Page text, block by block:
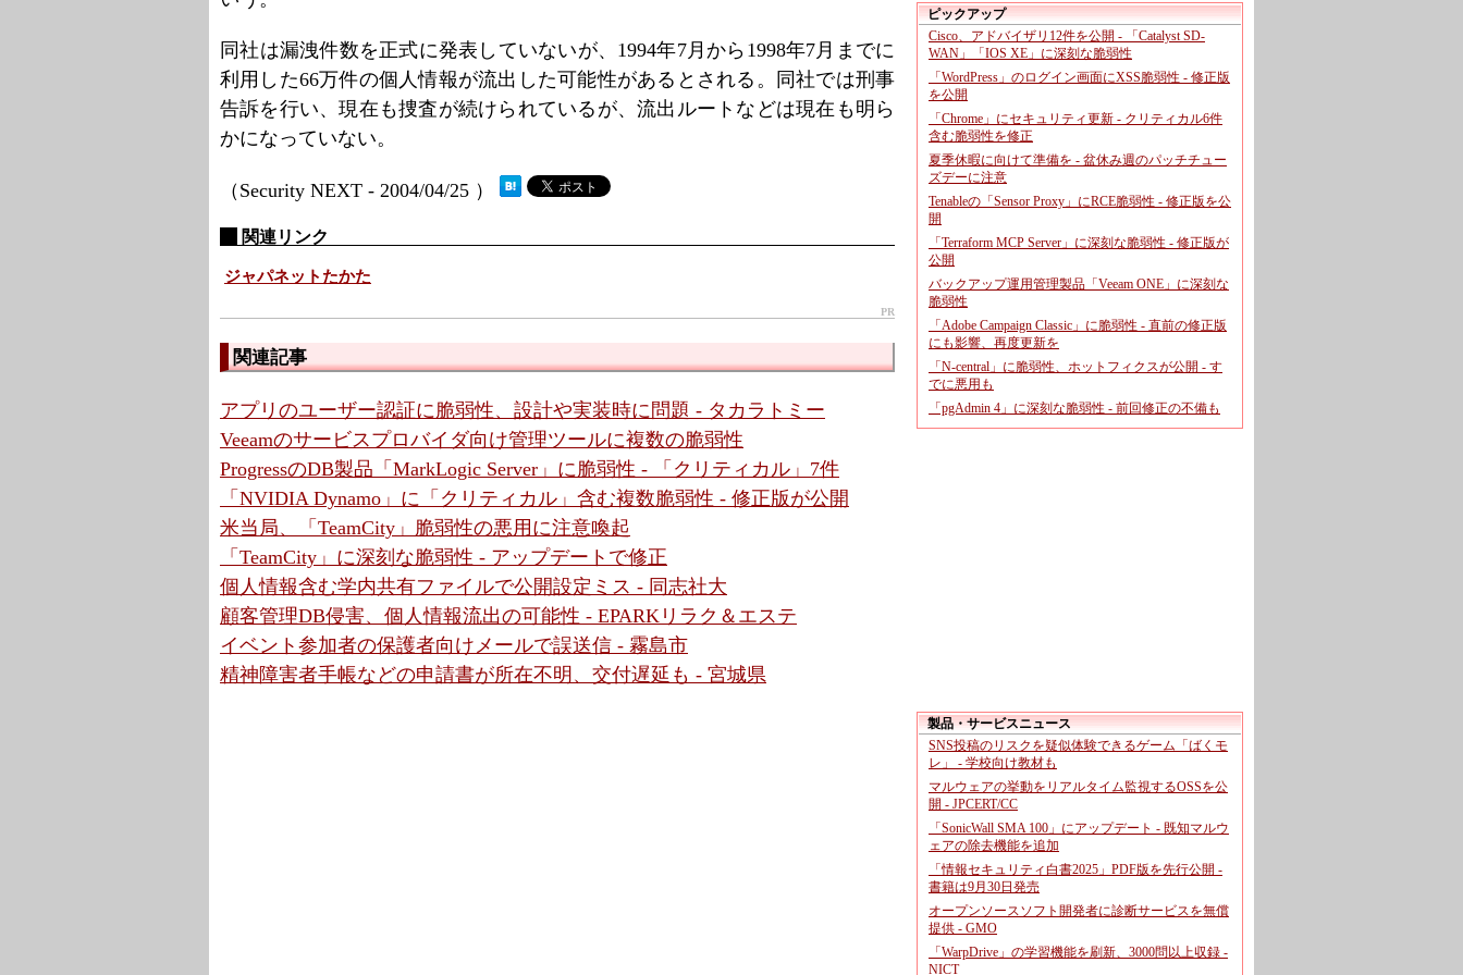
同社は漏洩件数を正式に発表していないが、1994年7月から1998年7月までに
利用した66万件の個人情報が流出した可能性があるとされる。同社では刑事
告訴を行い、現在も捜査が続けられているが、流出ルートなどは現在も明ら
かになっていない。
（Security NEXT - 2004/04/25 ）
関連リンク
ジャパネットたかた
PR
関連記事
アプリのユーザー認証に脆弱性、設計や実装時に問題 - タカラトミー
Veeamのサービスプロバイダ向け管理ツールに複数の脆弱性
ProgressのDB製品「MarkLogic Server」に脆弱性 - 「クリティカル」7件
「NVIDIA Dynamo」に「クリティカル」含む複数脆弱性 - 修正版が公開
米当局、「TeamCity」脆弱性の悪用に注意喚起
「TeamCity」に深刻な脆弱性 - アップデートで修正
個人情報含む学内共有ファイルで公開設定ミス - 同志社大
顧客管理DB侵害、個人情報流出の可能性 - EPARKリラク＆エステ
イベント参加者の保護者向けメールで誤送信 - 霧島市
精神障害者手帳などの申請書が所在不明、交付遅延も - 宮城県
ピックアップ
Cisco、アドバイザリ12件を公開 - 「Catalyst SD-
WAN」「IOS XE」に深刻な脆弱性
「WordPress」のログイン画面にXSS脆弱性 - 修正版
を公開
「Chrome」にセキュリティ更新 - クリティカル6件
含む脆弱性を修正
夏季休暇に向けて準備を - 盆休み週のパッチチュー
ズデーに注意
Tenableの「Sensor Proxy」にRCE脆弱性 - 修正版を公
開
「Terraform MCP Server」に深刻な脆弱性 - 修正版が
公開
バックアップ運用管理製品「Veeam ONE」に深刻な
脆弱性
「Adobe Campaign Classic」に脆弱性 - 直前の修正版
にも影響、再度更新を
「N-central」に脆弱性、ホットフィクスが公開 - す
でに悪用も
「pgAdmin 4」に深刻な脆弱性 - 前回修正の不備も
製品・サービスニュース
SNS投稿のリスクを疑似体験できるゲーム「ばくモ
レ」 - 学校向け教材も
マルウェアの挙動をリアルタイム監視するOSSを公
開 - JPCERT/CC
「SonicWall SMA 100」にアップデート - 既知マルウ
ェアの除去機能を追加
「情報セキュリティ白書2025」PDF版を先行公開 -
書籍は9月30日発売
オープンソースソフト開発者に診断サービスを無償
提供 - GMO
「WarpDrive」の学習機能を刷新、3000問以上収録 -
NICT